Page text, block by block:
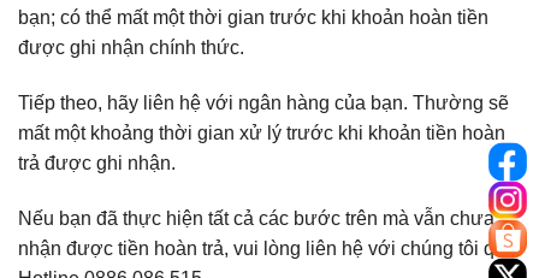
bạn; có thể mất một thời gian trước khi khoản hoàn tiền
được ghi nhận chính thức.
Tiếp theo, hãy liên hệ với ngân hàng của bạn. Thường sẽ
mất một khoảng thời gian xử lý trước khi khoản tiền hoàn
trả được ghi nhận.
Nếu bạn đã thực hiện tất cả các bước trên mà vẫn chưa
nhận được tiền hoàn trả, vui lòng liên hệ với chúng tôi qua